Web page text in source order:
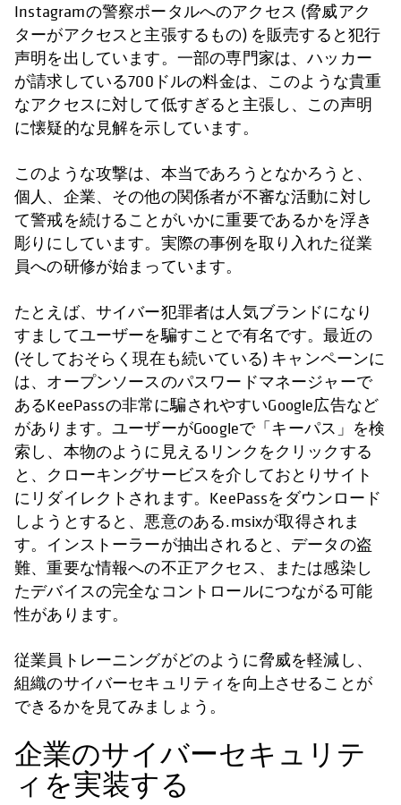
Instagramの警察ポータルへのアクセス (脅威アク
ターがアクセスと主張するもの) を販売すると犯行
声明を出しています。一部の専門家は、ハッカー
が請求している700ドルの料金は、このような貴重
なアクセスに対して低すぎると主張し、この声明
に懐疑的な見解を示しています。
このような攻撃は、本当であろうとなかろうと、
個人、企業、その他の関係者が不審な活動に対し
て警戒を続けることがいかに重要であるかを浮き
彫りにしています。実際の事例を取り入れた従業
員への研修が始まっています。
たとえば、サイバー犯罪者は人気ブランドになり
すましてユーザーを騙すことで有名です。最近の
(そしておそらく現在も続いている) キャンペーンに
は、オープンソースのパスワードマネージャーで
あるKeePassの非常に騙されやすいGoogle広告など
があります。ユーザーがGoogleで「キーパス」を検
索し、本物のように見えるリンクをクリックする
と、クローキングサービスを介しておとりサイト
にリダイレクトされます。KeePassをダウンロード
しようとすると、悪意のある.msixが取得されま
す。インストーラーが抽出されると、データの盗
難、重要な情報への不正アクセス、または感染し
たデバイスの完全なコントロールにつながる可能
性があります。
従業員トレーニングがどのように脅威を軽減し、
組織のサイバーセキュリティを向上させることが
できるかを見てみましょう。
企業のサイバーセキュリテ
ィを実装する